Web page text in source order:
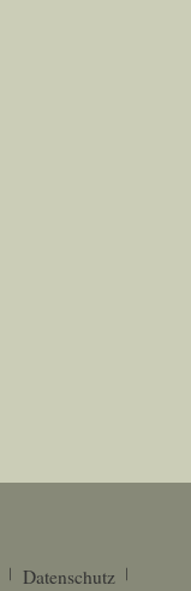
Datenschutz